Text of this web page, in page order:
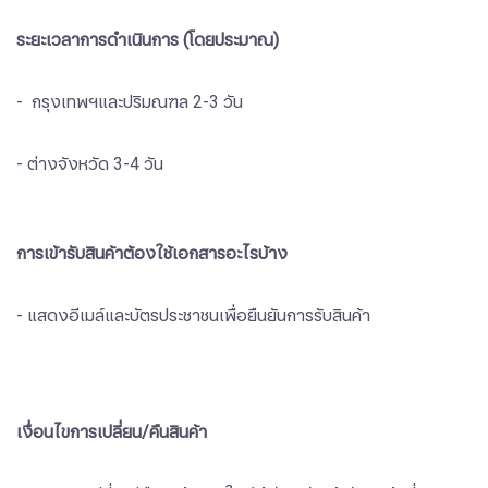
ระยะเวลาการดำเนินการ (โดยประมาณ)
- กรุงเทพฯและปริมณฑล 2-3 วัน
- ต่างจังหวัด 3-4 วัน
การเข้ารับสินค้าต้องใช้เอกสารอะไรบ้าง
- แสดงอีเมล์และบัตรประชาชนเพื่อยืนยันการรับสินค้า
เงื่อนไขการเปลี่ยน/คืนสินค้า